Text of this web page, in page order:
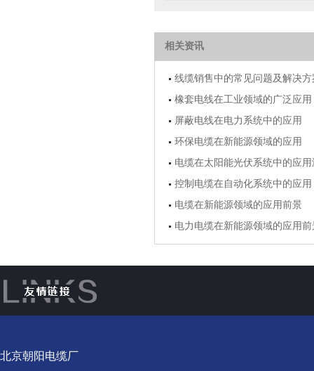
相关资讯
线缆销售中的常见问题及解决方
橡套电线在工业领域的广泛应用
屏蔽电线在电力系统中的应用
环保电缆在新能源领域的应用
电缆在太阳能光伏系统中的应用
控制电缆在自动化系统中的应用
电缆在新能源领域的应用前景
电力电缆在新能源领域的应用前
北京朝阳电缆厂